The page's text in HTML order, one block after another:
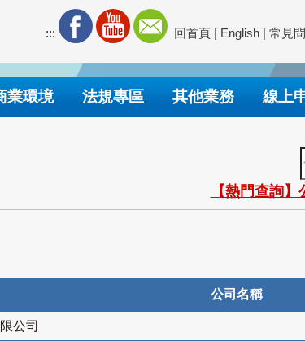
::: 回首頁 | English | 常見
業環境 法規專區 其他業務 線上
【熱門查詢
公司名稱
公司